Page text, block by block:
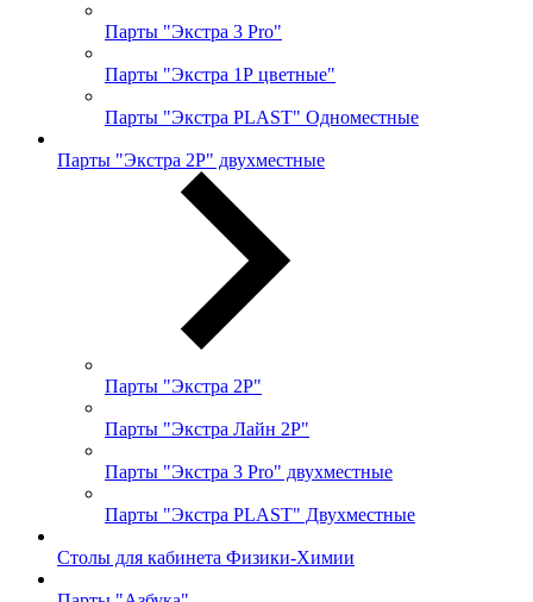
Парты "Экстра 3 Pro"
Парты "Экстра 1Р цветные"
Парты "Экстра PLAST" Одноместные
Парты "Экстра 2Р" двухместные
Парты "Экстра 2Р"
Парты "Экстра Лайн 2Р"
Парты "Экстра 3 Pro" двухместные
Парты "Экстра PLAST" Двухместные
Столы для кабинета Физики-Химии